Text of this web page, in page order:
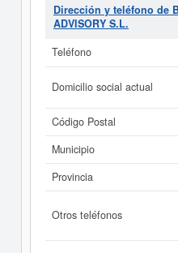
Dirección y teléfono de
ADVISORY S.L.
Teléfono
Domicilio social actual
Código Postal
Municipio
Provincia
Otros teléfonos